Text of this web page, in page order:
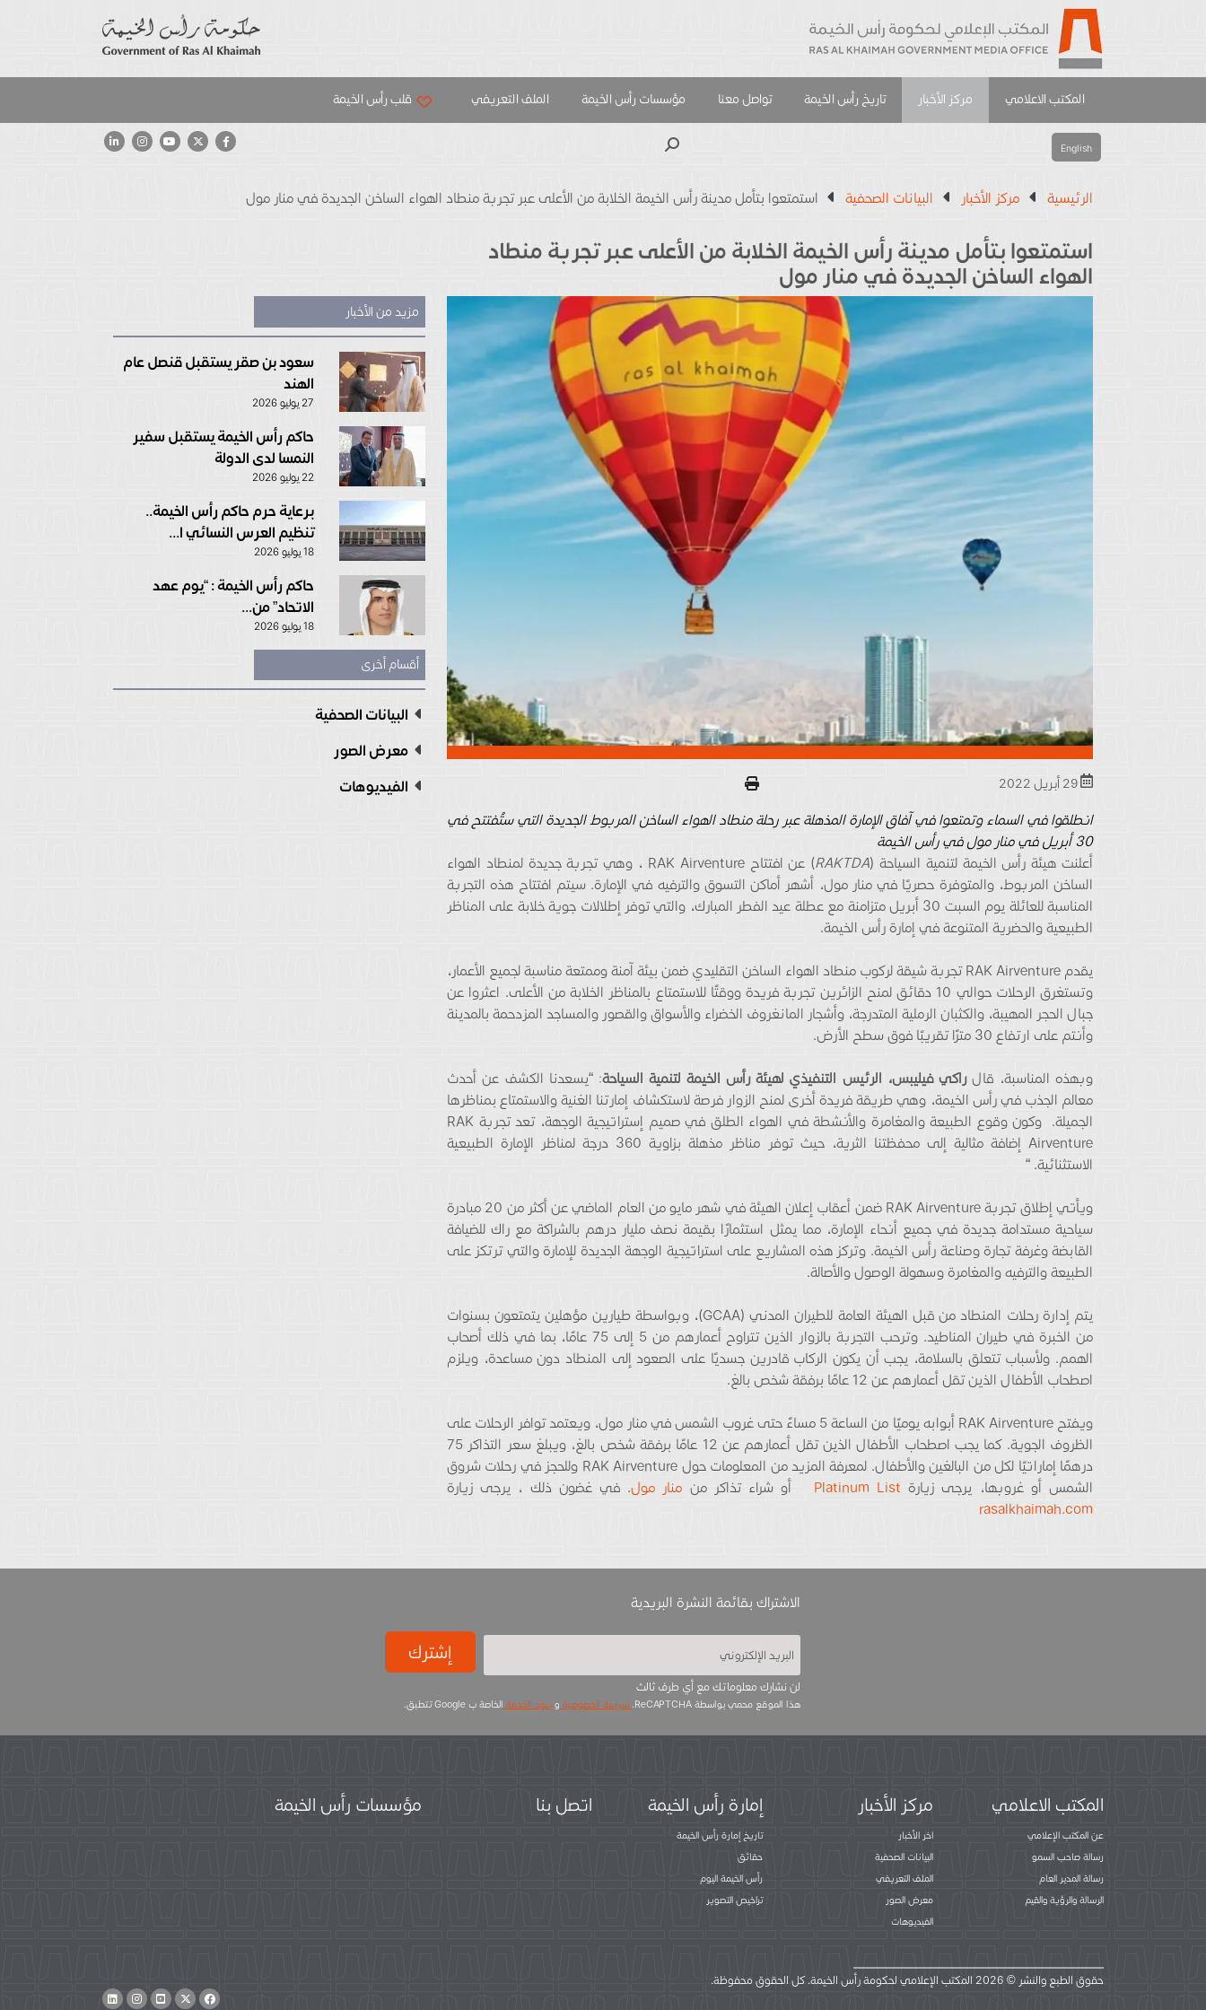
المكتب الاعلامي مركز الأخبار تاريخ رأس الخيمة تواصل معنا مؤسسات رأس الخيمة الملف التعريفي قلب رأس الخيمة
English
الرئيسية مركز الأخبار البيانات الصحفية استمتعوا بتأمل مدينة رأس الخيمة الخلابة من الأعلى عبر تجربة منطاد الهواء الساخن الجديدة في منار مول
استمتعوا بتأمل مدينة رأس الخيمة الخلابة من الأعلى عبر تجربة منطاد
الهواء الساخن الجديدة في منار مول
انطلقوا في السماء وتمتعوا في آفاق الإمارة المذهلة عبر رحلة منطاد الهواء الساخن المربوط الجديدةالتي ستُفتتح في
30 أبريل في منار مول في رأس الخيمة
أعلنت هيئة رأس الخيمة لتنمية السياحة (RAKTDA
) عن افتتاح RAK Airventure ، وهي تجربة جديدة لمنطاد الهواء
الساخن المربوط، والمتوفرة حصريًا في منار مول، أشهر أماكن التسوق والترفيه في الإمارة. سيتم افتتاح هذه التجربة
المناسبة للعائلة يوم السبت 30 أبريل متزامنة مع عطلة عيد الفطر المبارك، والتي توفر إطلالات جوية خلابة على المناظر
الطبيعية والحضرية المتنوعة في إمارة رأس الخيمة.
يقدم RAK Airventure تجربة شيقة لركوب منطاد الهواء الساخن التقليدي ضمن بيئة آمنة وممتعة مناسبة لجميع الأعمار،
وتستغرق الرحلات حوالي 10 دقائق لمنح الزائرين تجربة فريدة ووقتًا للاستمتاع بالمناظر الخلابة من الأعلى. اعثروا عن
جبال الحجر المهيبة، والكثبان الرملية المتدرجة، وأشجار المانغروف الخضراء والأسواق والقصور والمساجد المزدحمة بالمدينة
وأنتم على ارتفاع 30 مترًا تقريبًا فوق سطح الأرض.
وبهذه المناسبة، قالراكي فيليبس، الرئيس التنفيذي لهيئة رأس الخيمة لتنمية السياحة: “يسعدنا الكشف عن أحدث
معالم الجذب في رأس الخيمة، وهي طريقة فريدة أخرى لمنح الزوار فرصة لاستكشاف إمارتنا الغنية والاستمتاع بمناظرها
الجميلة. وكون وقوع الطبيعة والمغامرة والأنشطة في الهواء الطلق في صميم إستراتيجية الوجهة، تعد تجربة RAK
Airventure إضافة مثالية إلى محفظتنا الثرية، حيث توفر مناظر مذهلة بزاوية 360 درجة لمناظر الإمارة الطبيعية
الاستثنائية. “
ويأتي إطلاق تجربة RAK Airventure ضمن أعقاب إعلان الهيئة في شهر مايو من العام الماضي عن أكثر من 20 مبادرة
سياحية مستدامة جديدة في جميع أنحاء الإمارة، مما يمثل استثمارًا بقيمة نصف مليار درهم بالشراكة مع راك للضيافة
القابضة وغرفة تجارة وصناعة رأس الخيمة. وتركز هذه المشاريع على استراتيجية الوجهة الجديدة للإمارة والتي ترتكز على
الطبيعة والترفيه والمغامرة وسهولة الوصول والأصالة.
يتم إدارة رحلات المنطاد من قبل الهيئة العامة للطيران المدني (GCAA)، وبواسطة طيارين مؤهلين يتمتعون بسنوات
من الخبرة في طيران المناطيد. وترحب التجربة بالزوار الذين تتراوح أعمارهم من 5 إلى 75 عامًا، بما في ذلك أصحاب
الهمم. ولأسباب تتعلق بالسلامة، يجب أن يكون الركاب قادرين جسديًا على الصعود إلى المنطاد دون مساعدة، ويلزم
اصطحاب الأطفال الذين تقل أعمارهم عن 12 عامًا برفقة شخص بالغ.
ويفتح RAK Airventure أبوابه يوميًا من الساعة 5 مساءً حتى غروب الشمس في منار مول، ويعتمد توافر الرحلات على
الظروف الجوية. كما يجب اصطحاب الأطفال الذين تقل أعمارهم عن 12 عامًا برفقة شخص بالغ، ويبلغ سعر التذاكر 75
درهمًا إماراتيًا لكل من البالغين والأطفال. لمعرفة المزيد من المعلومات حول RAK Airventure وللحجز في رحلات شروق
الشمس أو غروبها، يرجى زيارة Platinum List أو شراء تذاكر من منار مول. في غضون ذلك ، يرجى زيارة
rasalkhaimah.com
مزيد من الأخبار
سعود بن صقر يستقبل قنصل عام
الهند
27 يوليو 2026
حاكم رأس الخيمة يستقبل سفير
النمسا لدى الدولة
22 يوليو 2026
برعاية حرم حاكم رأس الخيمة..
تنظيم العرس النسائي ا...
18 يوليو 2026
حاكم رأس الخيمة : “يوم عهد
الاتحاد” من...
18 يوليو 2026
أقسام أخرى
البيانات الصحفية
معرض الصور
الفيديوهات
الاشتراك بقائمة النشرة البريدية
لن نشارك معلوماتك مع أي طرف ثالث
إشترك
هذا الموقع محمي بواسطة ReCAPTCHA. سياسة الخصوصية وبنود الخدمة الخاصة ب Google تتطبق.
المكتب الاعلامي
عن المكتب الإعلامي
رسالة صاحب السمو
رسالة المدير العام
الرسالة والرؤية والقيم
مركز الأخبار
اخر الأخبار
البيانات الصحفية
الملف التعريفي
معرض الصور
الفيديوهات
إمارة رأس الخيمة
تاريخ إمارة رأس الخيمة
حقائق
رأس الخيمة اليوم
تراخيص التصوير
اتصل بنا مؤسسات رأس الخيمة
حقوق الطبع والنشر © 2026 المكتب الإعلامي لحكومة رأس الخيمة. كل الحقوق محفوظة.